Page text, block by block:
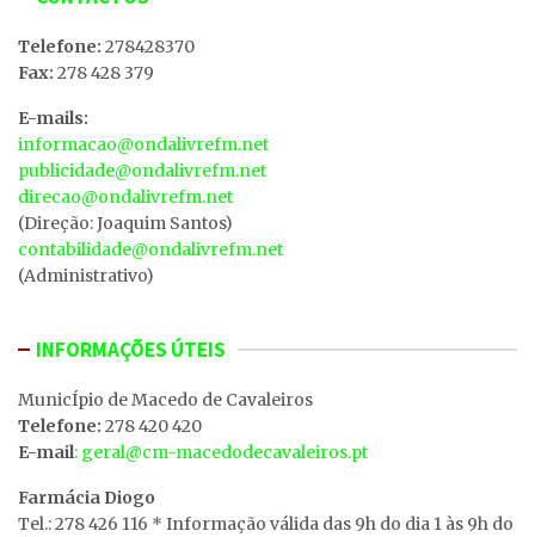
Telefone: 278428370
Fax: 278 428 379
E-mails:
informacao@ondalivrefm.net
publicidade@ondalivrefm.net
direcao@ondalivrefm.net
(Direção: Joaquim Santos)
contabilidade@ondalivrefm.net
(Administrativo)
INFORMAÇÕES ÚTEIS
MunicÍpio de Macedo de Cavaleiros
Telefone: 278 420 420
E-mail: geral@cm-macedodecavaleiros.pt
Farmácia Diogo
Tel.: 278 426 116 * Informação válida das 9h do dia 1 às 9h do